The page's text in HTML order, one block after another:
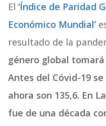
El ‘Índice de Paridad
Económico Mundial’
resultado de la
género global
Antes del Cóvid-19
ahora son 135,6. En
fue de una década